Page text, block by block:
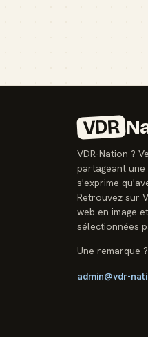
VDR
VDR-Nation ?
partageant une
s'exprime
Retrouvez sur
web en image
sélectionnées
Une remarque
admin@vdr-